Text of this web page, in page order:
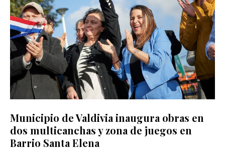
Municipio de Valdivia inaugura obras en
dos multicanchas y zona de juegos en
Barrio Santa Elena